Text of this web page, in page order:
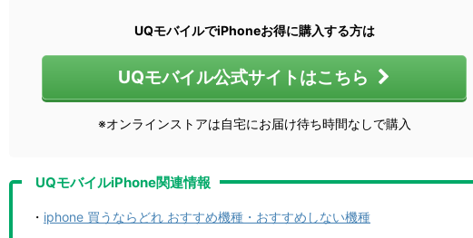
UQモバイルでiPhoneお得に購入する方は
UQモバイル公式サイトはこちら
※オンラインストアは自宅にお届け待ち時間なしで購入
UQモバイルiPhone関連情報
・ iphone 買うならどれ おすすめ機種・おすすめしない機種